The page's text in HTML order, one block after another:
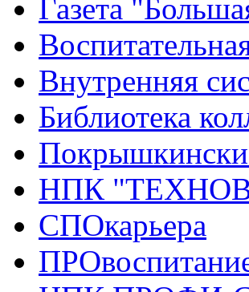
Газета
Внутренняя
Библиотека
НПК
СПОкарьера